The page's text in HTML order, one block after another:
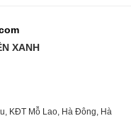
XANH
KĐT Mỗ Lao, Hà Đông, Hà